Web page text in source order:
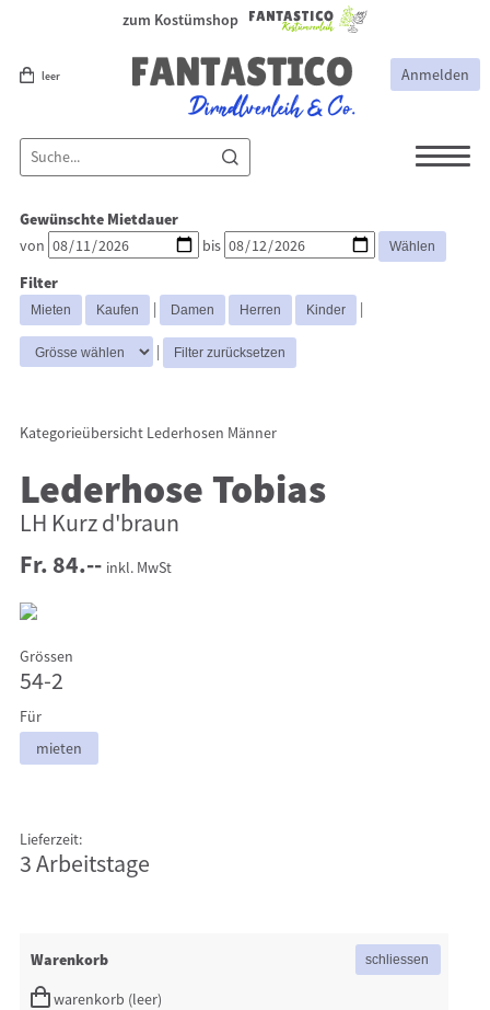
zum Kostümshop
leer Anmelden
Dirndl
Lederhosen Zubehör
Lederhosen
Kostüme
Lederhosen Frauen
Lederhosen
Männer
Gewünschte Mietdauer
von bis
Filter
| |
|
Kategorieübersicht Lederhosen Männer
Lederhose Tobias
LH Kurz d'braun
Fr. 84.-- inkl. MwSt
Grössen
54-2
Für
mieten
Lieferzeit:
3 Arbeitstage
Warenkorb
warenkorb (leer)